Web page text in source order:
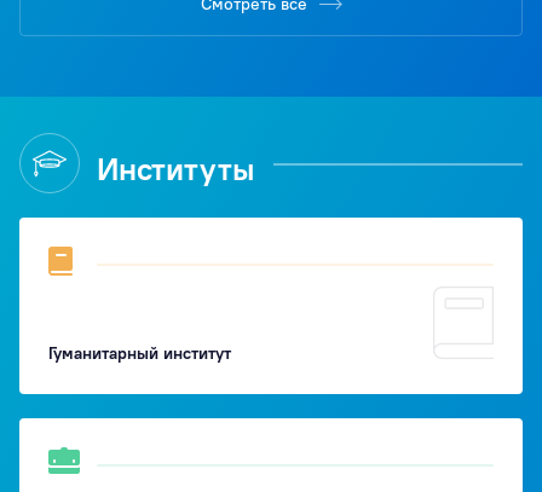
Институты
Гуманитарный институт